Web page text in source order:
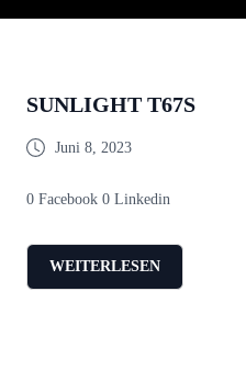
SUNLIGHT T67S
Juni 8, 2023
0 Facebook 0 Linkedin
WEITERLESEN